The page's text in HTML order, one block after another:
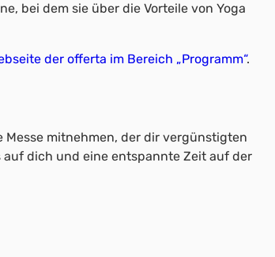
bei dem sie über die Vorteile von Yoga
der offerta im Bereich „Programm“.
mitnehmen, der dir vergünstigten
dich und eine entspannte Zeit auf der